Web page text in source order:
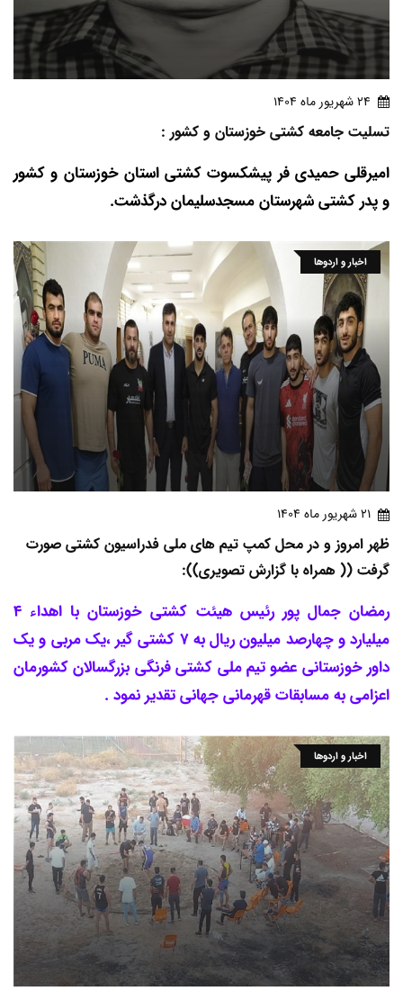
24 شهريور ماه 1404
تسلیت جامعه کشتی خوزستان و کشور :
امیرقلی حمیدی فر پیشکسوت کشتی استان خوزستان و کشور
و پدر کشتی شهرستان مسجدسلیمان درگذشت.
اخبار و اردوها
21 شهريور ماه 1404
ظهر امروز و در محل کمپ تیم های ملی فدراسیون کشتی صورت
گرفت (( همراه با گزارش تصویری)):
رمضان جمال پور رئیس هیئت کشتی خوزستان با اهداء 4
میلیارد و چهارصد میلیون ریال به 7 کشتی گیر ،یک مربی و یک
داور خوزستانی عضو تیم ملی کشتی فرنگی بزرگسالان کشورمان
اعزامی به مسابقات قهرمانی جهانی تقدیر نمود .
اخبار و اردوها